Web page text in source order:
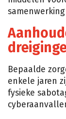
Bepaalde
enkele jaren
fysieke